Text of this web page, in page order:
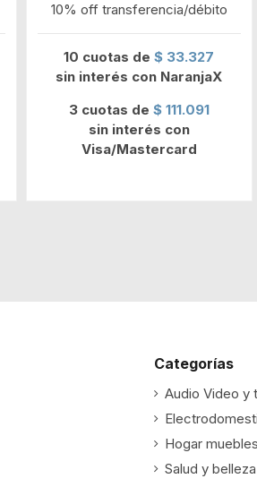
10% off transferencia/débito
10 cuotas de$ 33.327
sin interés con NaranjaX
3 cuotas de $ 111.091
sin interés con
Visa/Mastercard
Categorías
Audio Video y
Hogar
Salud y belleza